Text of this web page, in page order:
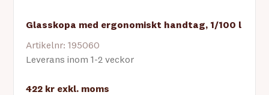
Glasskopa med ergonomiskt handtag, 1/100 l
Artikelnr: 195060
Leverans inom 1-2 veckor
422 kr exkl. moms